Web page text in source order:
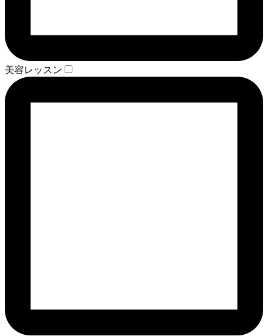
美容レッスン